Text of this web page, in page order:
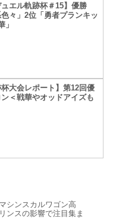
ュエル軌跡杯＃15】優勝
色々」2位「勇者プランキッ
」
杯大会レポート】第12回優
＜戦華やオッドアイズも
シンスカルワゴン高
ンスの影響で注目集ま